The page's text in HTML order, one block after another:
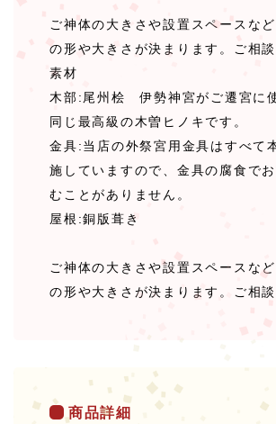
ご神体の大きさや設置スペースな
の形や大きさが決まります。ご相談
素材
木部:尾州桧 伊勢神宮がご遷宮に
同じ最高級の木曽ヒノキです。
金具:当店の外祭宮用金具はすべて
施していますので、金具の腐食で
むことがありません。
屋根:銅版葺き
ご神体の大きさや設置スペースな
の形や大きさが決まります。ご相談
商品詳細